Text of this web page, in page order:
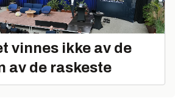
vinnes ikke av de
av de raskeste